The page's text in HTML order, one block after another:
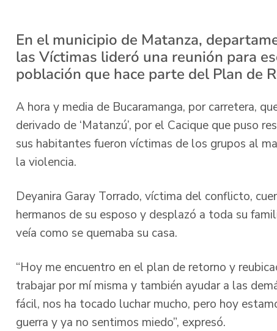
En el municipio de Matanza,
las Víctimas lideró una reunión para
población que hace parte del Plan de
A hora y media de Bucaramanga, por carretera,
derivado de ‘Matanzú’, por el Cacique que puso
sus habitantes fueron víctimas de los grupos al
la violencia.
Deyanira Garay Torrado, víctima del conflicto,
hermanos de su esposo y desplazó a toda su
veía como se quemaba su casa.
“Hoy me encuentro en el plan de retorno y
trabajar por mí misma y también ayudar a las
fácil, nos ha tocado luchar mucho, pero hoy
guerra y ya no sentimos miedo”, expresó.